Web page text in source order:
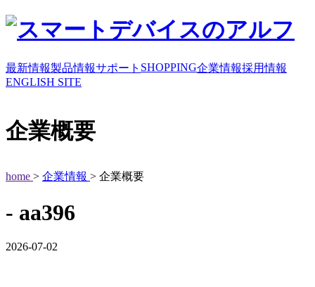
最新情報製品情報サポート SHOPPING企業情報採用情報
ENGLISH SITE
企業概要
home > 企業情報 > 企業概要
- aa396
2026-07-02